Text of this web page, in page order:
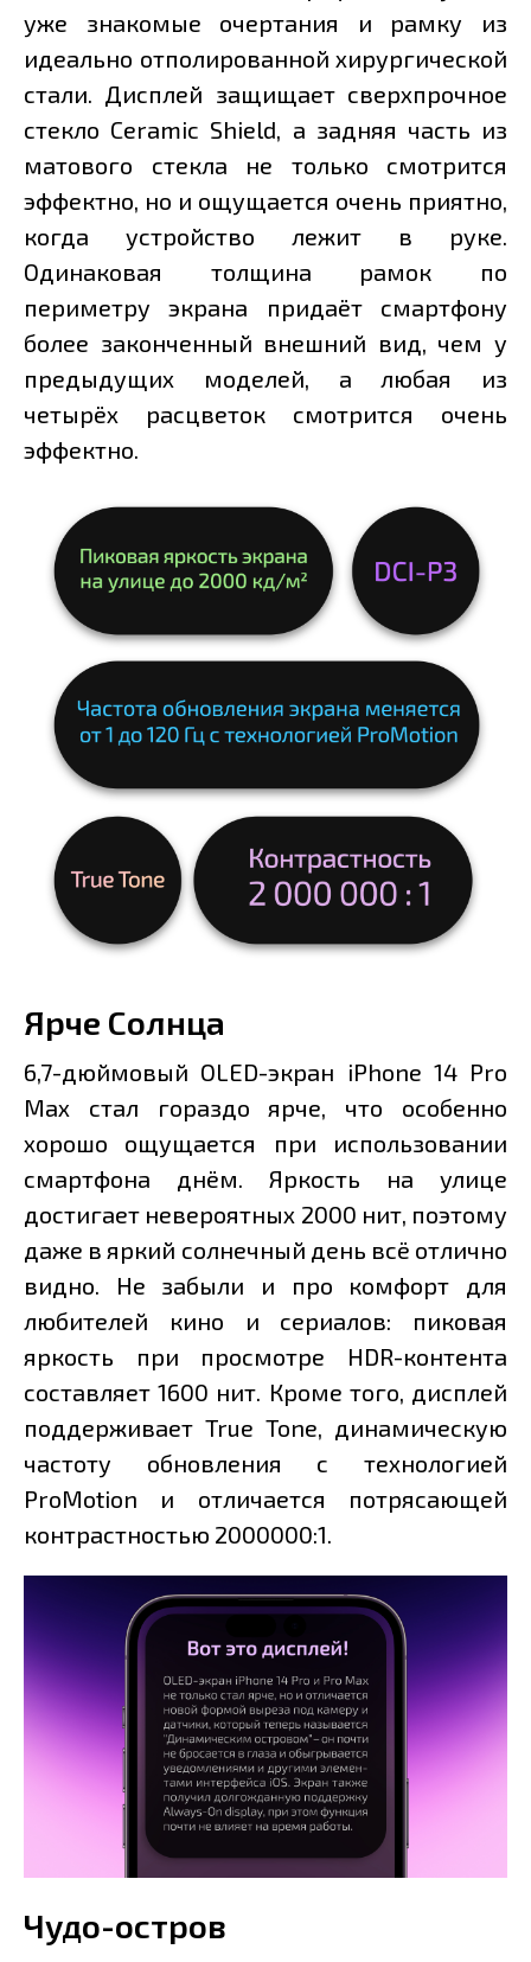
уже знакомые очертания и рамку из
идеально отполированной хирургической
стали. Дисплей защищает сверхпрочное
стекло Ceramic Shield, а задняя часть из
матового стекла не только смотрится
эффектно, но и ощущается очень приятно,
когда устройство лежит в руке.
Одинаковая толщина рамок по
периметру экрана придаёт смартфону
более законченный внешний вид, чем у
предыдущих моделей, а любая из
четырёх расцветок смотрится очень
эффектно.
Ярче Солнца
6,7-дюймовый OLED-экран iPhone 14 Pro
Max стал гораздо ярче, что особенно
хорошо ощущается при использовании
смартфона днём. Яркость на улице
достигает невероятных 2000 нит, поэтому
даже в яркий солнечный день всё отлично
видно. Не забыли и про комфорт для
любителей кино и сериалов: пиковая
яркость при просмотре HDR-контента
составляет 1600 нит. Кроме того, дисплей
поддерживает True Tone, динамическую
частоту обновления с технологией
ProMotion и отличается потрясающей
контрастностью 2000000:1.
Чудо-остров